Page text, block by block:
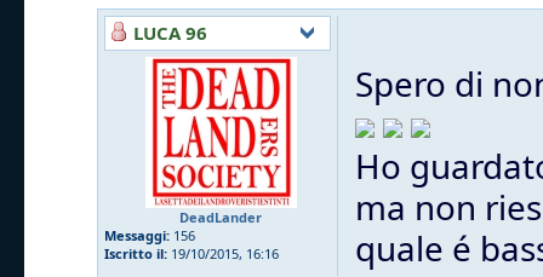
LUCA 96
DeadLander
Messaggi: 156
Iscritto il: 19/10/2015, 16:16
Spero di
Ho
ma non
quale é